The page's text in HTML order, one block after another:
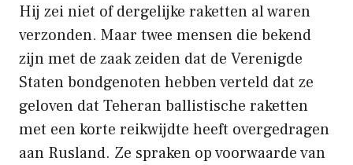
Hij zei niet of dergelijke raketten al waren
verzonden. Maar twee mensen die bekend
zijn met de zaak zeiden dat de Verenigde
Staten bondgenoten hebben verteld dat ze
geloven dat Teheran ballistische raketten
met een korte reikwijdte heeft overgedragen
aan Rusland. Ze spraken op voorwaarde van